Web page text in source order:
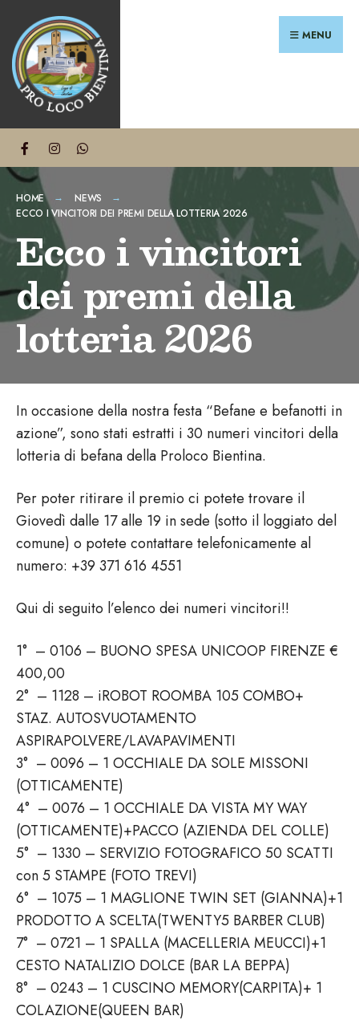
to
content
MENU
HOME
NEWS
ECCO I VINCITORI DEI PREMI DELLA LOTTERIA 2026
Ecco i vincitori
dei premi della
lotteria 2026
In occasione della nostra festa “Befane e befanotti in
azione”, sono stati estratti i 30 numeri vincitori della
lotteria di befana della Proloco Bientina.
Per poter ritirare il premio ci potete trovare il
Giovedì dalle 17 alle 19 in sede (sotto il loggiato del
comune) o potete contattare telefonicamente al
numero: +39 371 616 4551
Qui di seguito l’elenco dei numeri vincitori!!
1° – 0106 – BUONO SPESA UNICOOP FIRENZE €
400,00
2° – 1128 – iROBOT ROOMBA 105 COMBO+
STAZ. AUTOSVUOTAMENTO
ASPIRAPOLVERE/LAVAPAVIMENTI
3° – 0096 – 1 OCCHIALE DA SOLE MISSONI
(OTTICAMENTE)
4° – 0076 – 1 OCCHIALE DA VISTA MY WAY
(OTTICAMENTE)+PACCO (AZIENDA DEL COLLE)
5° – 1330 – SERVIZIO FOTOGRAFICO 50 SCATTI
con 5 STAMPE (FOTO TREVI)
6° – 1075 – 1 MAGLIONE TWIN SET (GIANNA)+1
PRODOTTO A SCELTA(TWENTY5 BARBER CLUB)
7° – 0721 – 1 SPALLA (MACELLERIA MEUCCI)+1
CESTO NATALIZIO DOLCE (BAR LA BEPPA)
8° – 0243 – 1 CUSCINO MEMORY(CARPITA)+ 1
COLAZIONE(QUEEN BAR)
for: